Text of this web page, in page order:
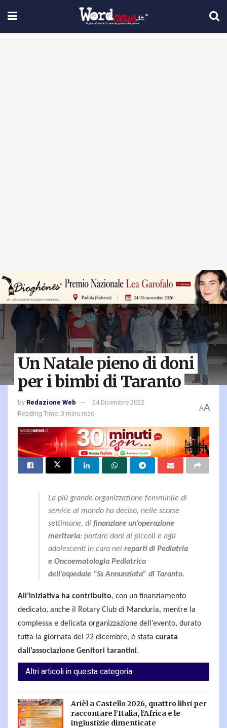
Un Natale pieno di doni
per i bimbi di Taranto
by Redazione Web
24 Dicembre 2022
Reading Time: 3 mins read
AA
La più grande organizzazione femminile di
service al mondo ha deciso, nelle scorse
settimane, di finanziare un’operazione
meritoria: portare doni ai piccoli e agli
adolescenti in cura nei reparti di Pediatria
e Oncoematologia Pediatrica
dell’ospedale “Ss Annunziata” di Taranto.
All’iniziativa ha contribuito, con un finanziamento
dedicato, anche il Rotary Club di Manduria, mentre la
complessa e delicata organizzazione dell’evento, durato
tutta la giornata del 22 dicembre, è stata curata
dall’associazione Genitori tarantini.
Altri articoli in questa categoria
Arièl a Castello 2026, quattro libri per
raccontare l’Italia, l’Africa e le
ingiustizie dimenticate